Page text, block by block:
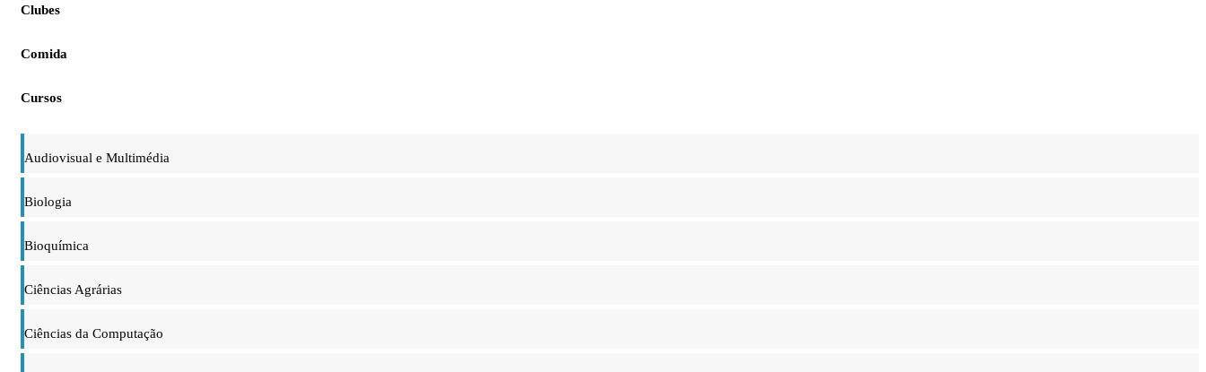
Clubes
Comida
Cursos
Audiovisual e Multimédia
Biologia
Bioquímica
Ciências Agrárias
Ciências da Computação